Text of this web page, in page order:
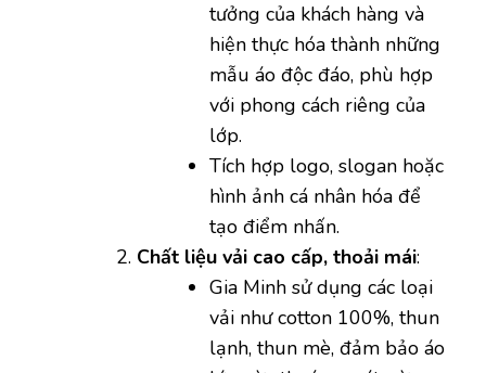
tưởng của khách hàng và
hiện thực hóa thành những
mẫu áo độc đáo, phù hợp
với phong cách riêng của
lớp.
Tích hợp logo, slogan hoặc
hình ảnh cá nhân hóa để
tạo điểm nhấn.
Chất liệu vải cao cấp, thoải mái:
Gia Minh sử dụng các loại
vải như cotton 100%, thun
lạnh, thun mè, đảm bảo áo